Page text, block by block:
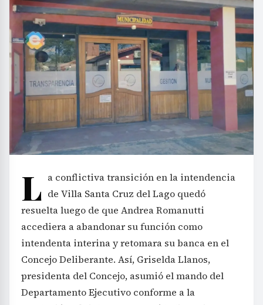
L a conflictiva transición en la intendencia
de Villa Santa Cruz del Lago quedó
resuelta luego de que Andrea Romanutti
accediera a abandonar su función como
intendenta interina y retomara su banca en el
Concejo Deliberante. Así, Griselda Llanos,
presidenta del Concejo, asumió el mando del
Departamento Ejecutivo conforme a la